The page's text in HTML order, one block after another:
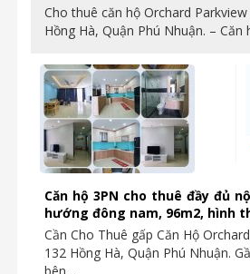
Cho thuê căn hộ Orchard
Hồng Hà, Quận Phú Nhuận. – Căn
Căn hộ 3PN cho thuê đầy đủ
hướng đông nam, 96m2, hình
Cần Cho Thuê gấp Căn Hộ
132 Hồng Hà, Quận Phú Nhuận.